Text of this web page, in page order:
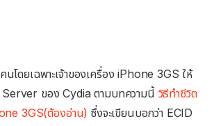
โดยเฉพาะเจ้าของเครื่อง iPhone 3GS ให้
Server ของ Cydia ตามบทความนี้ วิธีทำชีวิต
3GS(ต้องอ่าน) ซึ่งจะเขียนบอกว่า ECID